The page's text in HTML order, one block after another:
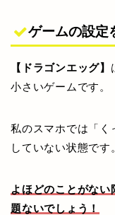
ゲームの設定
【ドラゴンエッグ】
小さいゲームです。
私のスマホでは「く
していない状態です
よほどのことがな
題ないでしょう！